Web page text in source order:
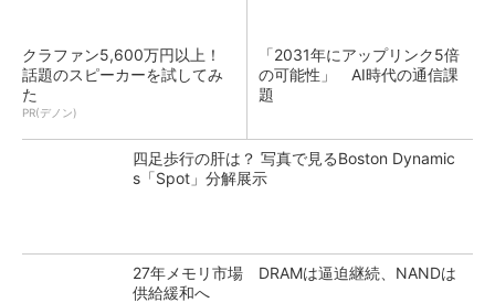
クラファン5,600万円以上！
話題のスピーカーを試してみ
た
PR(デノン)
「2031年にアップリンク5倍
の可能性」 AI時代の通信課
題
四足歩行の肝は？ 写真で見るBoston Dynamic
s「Spot」分解展示
27年メモリ市場 DRAMは逼迫継続、NANDは
供給緩和へ